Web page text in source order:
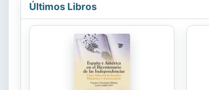
Últimos Libros